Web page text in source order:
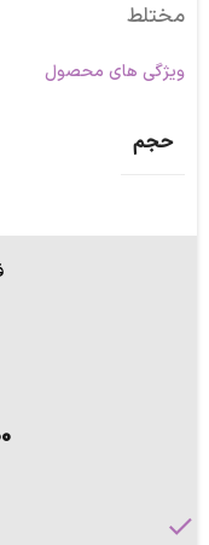
مختلط
ویژگی های محصول
حجم